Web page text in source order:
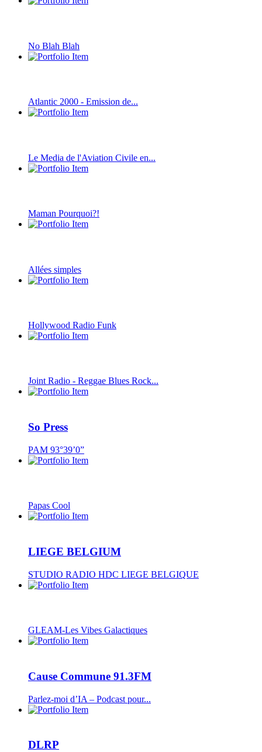
No Blah Blah
Atlantic 2000 - Emission de...
Le Media de l'Aviation Civile en...
Maman Pourquoi?!
Allées simples
Hollywood Radio Funk
Joint Radio - Reggae Blues Rock...
So Press
PAM 93°39’0”
Papas Cool
LIEGE BELGIUM
STUDIO RADIO HDC LIEGE BELGIQUE
GLEAM-Les Vibes Galactiques
Cause Commune 91.3FM
Parlez-moi d’IA – Podcast pour...
DLRP